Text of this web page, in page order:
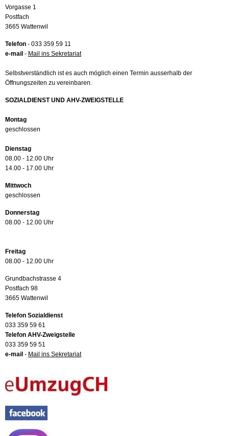
Vorgasse 1
Postfach
3665 Wattenwil
Telefon - 033 359 59 11
e-mail - Mail ins Sekretariat
Selbstverständlich ist es auch möglich einen Termin ausserhalb der
Öffnungszeiten zu vereinbaren.
SOZIALDIENST UND AHV-ZWEIGSTELLE
Montag
geschlossen
Dienstag
08.00 - 12.00 Uhr
14.00 - 17.00 Uhr
Mittwoch
geschlossen
Donnerstag
08.00 - 12.00 Uhr
Freitag
08.00 - 12.00 Uhr
Grundbachstrasse 4
Postfach 98
3665 Wattenwil
Telefon Sozialdienst
033 359 59 61
Telefon AHV-Zweigstelle
033 359 59 51
e-mail - Mail ins Sekretariat